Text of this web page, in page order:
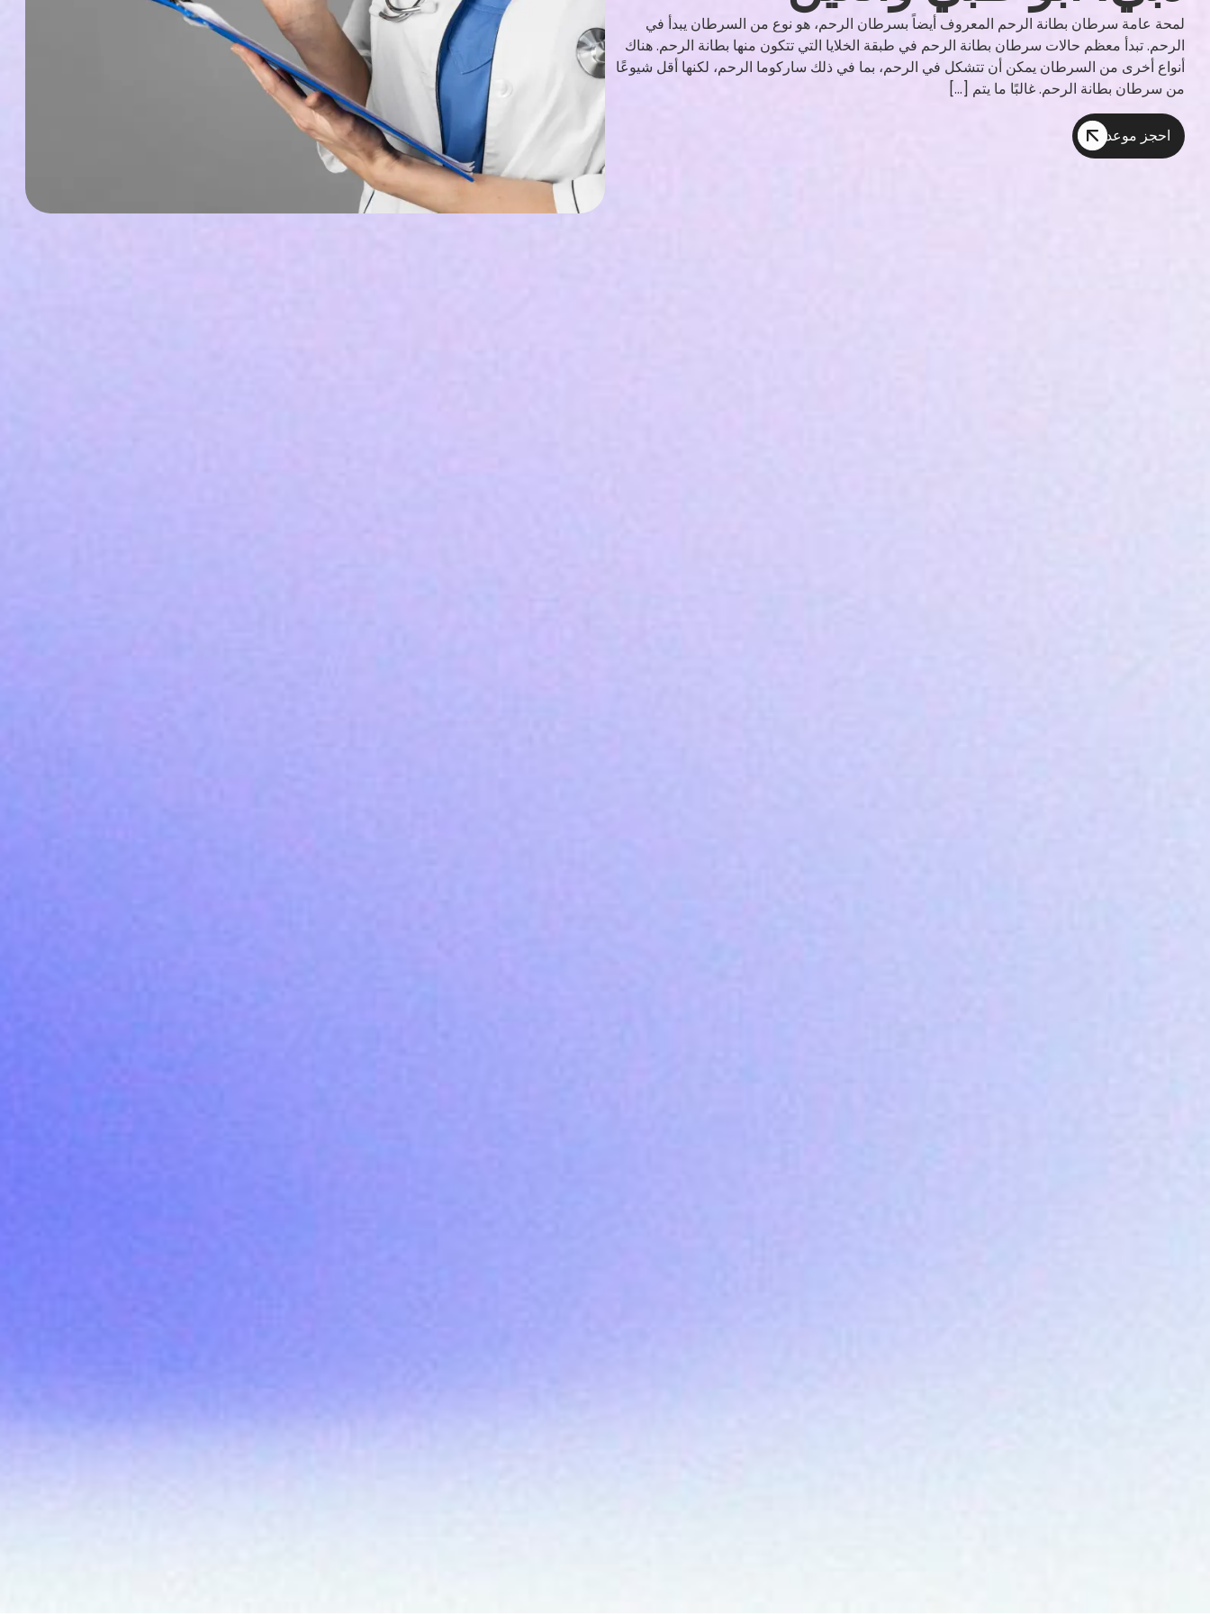
لمحة عامة سرطان بطانة الرحم المعروف أيضاً بسرطان الرحم، هو نوع من السرطان يبدأ في
الرحم. تبدأ معظم حالات سرطان بطانة الرحم في طبقة الخلايا التي تتكون منها بطانة الرحم. هناك
أنواع أخرى من السرطان يمكن أن تتشكل في الرحم، بما في ذلك ساركوما الرحم، لكنها أقل شيوعًا
من سرطان بطانة الرحم. غالبًا ما يتم […]
احجز موعد